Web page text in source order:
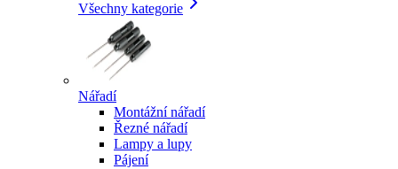
Všechny kategorie
Nářadí
Montážní nářadí
Řezné nářadí
Lampy a lupy
Pájení